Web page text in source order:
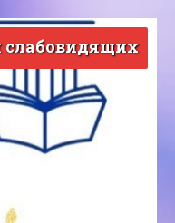
СЛАБОВИДЯЩИХ
слабовидящих